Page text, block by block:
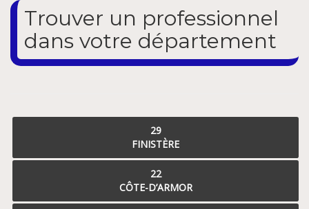
Trouver un professionnel
dans votre département
29
FINISTÈRE
22
CÔTE-D’ARMOR